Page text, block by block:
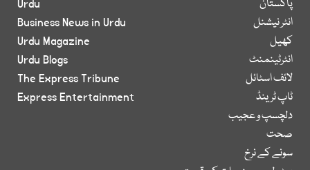
پاکستان
انٹر نیشنل
کھیل
انٹرٹینمنٹ
لائف اسٹائل
ٹاپ ٹرینڈ
دلچسپ و عجیب
صحت
سونے کے نرخ
Urdu
Business News in Urdu
Urdu Magazine
Urdu Blogs
The Express Tribune
Express Entertainment